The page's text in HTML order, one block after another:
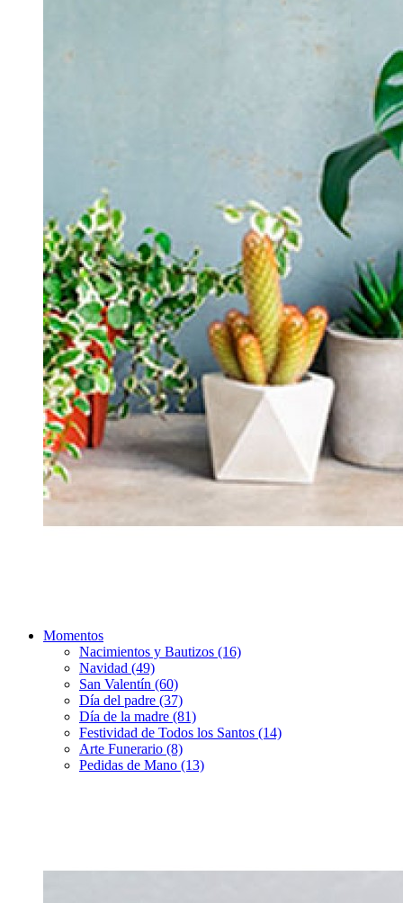
Momentos
Nacimientos y Bautizos (16)
Navidad (49)
San Valentín (60)
Día del padre (37)
Día de la madre (81)
Festividad de Todos los Santos (14)
Arte Funerario (8)
Pedidas de Mano (13)